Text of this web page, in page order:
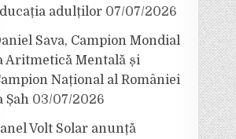
adulților 07/07/2026
Sava, Campion Mondial
Aritmetică Mentală și
Național al României
Șah 03/07/2026
Volt Solar anunță